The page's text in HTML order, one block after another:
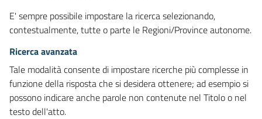
E' sempre possibile impostare la ricerca selezionando,
contestualmente, tutte o parte le Regioni/Province autonome.
Ricerca avanzata
Tale modalità consente di impostare ricerche più complesse in
funzione della risposta che si desidera ottenere; ad esempio si
possono indicare anche parole non contenute nel Titolo o nel
testo dell'atto.